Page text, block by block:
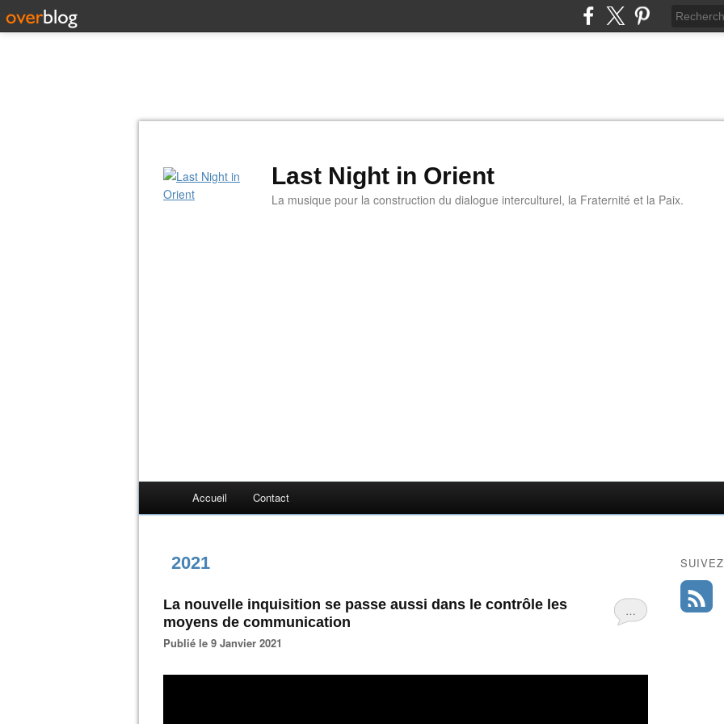
Last Night in Orient
La musique pour la construction du dialogue interculturel, la Fraternité et la Paix.
Accueil Contact
2021
…
La nouvelle inquisition se passe aussi dans le contrôle les
moyens de communication
Publié le 9 Janvier 2021